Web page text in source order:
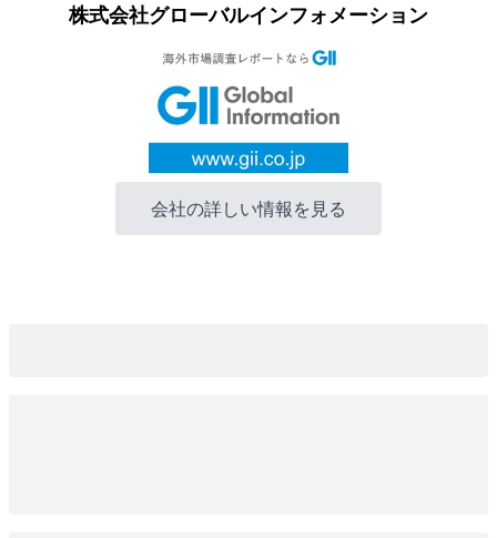
株式会社グローバルインフォメーション
会社の詳しい情報を見る